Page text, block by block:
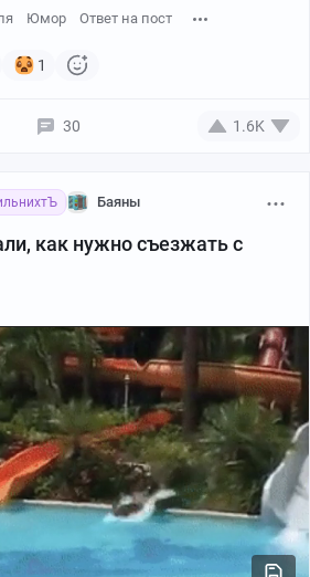
Юмор Ответ на пост
1
30 1.6K
Баяны
как нужно съезжать с